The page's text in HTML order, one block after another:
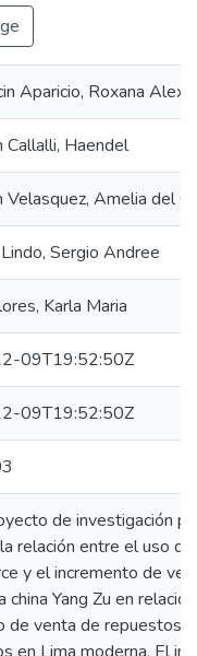
Aparicio, Roxana
Callalli, Haendel
Velasquez, Amelia del
Sergio Andree
Karla Maria
09T19:52:50Z
09T19:52:50Z
de investigación
relación entre el uso
y el incremento de
china Yang Zu en
de venta de repuestos